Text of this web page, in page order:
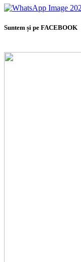
Suntem și pe FACEBOOK